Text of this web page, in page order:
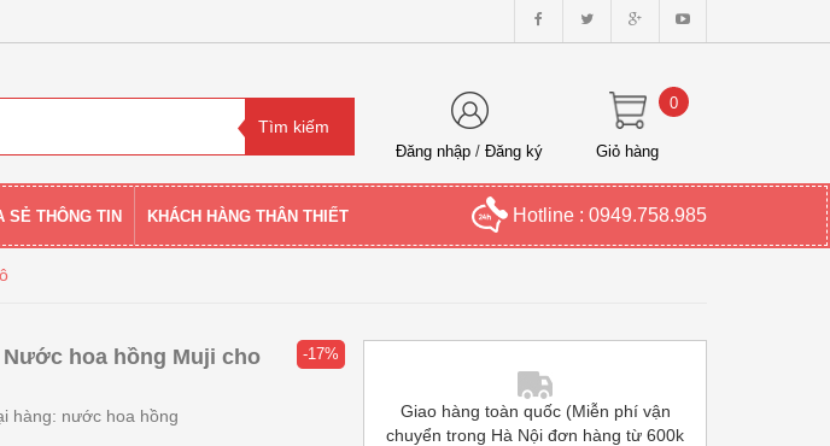
Đăng nhập /Đăng ký Giỏ hàng
0
SẺ THÔNG TIN KHÁCH HÀNG THÂN THIẾT Hotline : 0949.758.985
Nước hoa hồng Muji cho
-17%
hàng: nước hoa hồng
Giao hàng toàn quốc (Miễn phí vận
chuyển trong Hà Nội đơn hàng từ 600k